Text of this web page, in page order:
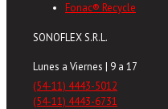
Fonac® Recycle
SONOFLEX S.R.L.
Lunes a Viernes | 9 a 17
(54-11) 4443-5012
(54-11) 4443-6731